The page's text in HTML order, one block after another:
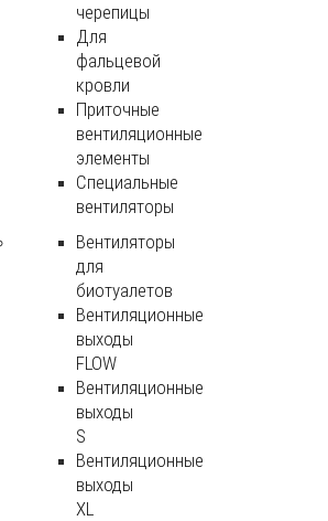
черепицы
Для
фальцевой
кровли
Приточные
вентиляционные
элементы
Специальные
вентиляторы
Вентиляторы
для
биотуалетов
Вентиляционные
выходы
FLOW
Вентиляционные
выходы
S
Вентиляционные
выходы
XL